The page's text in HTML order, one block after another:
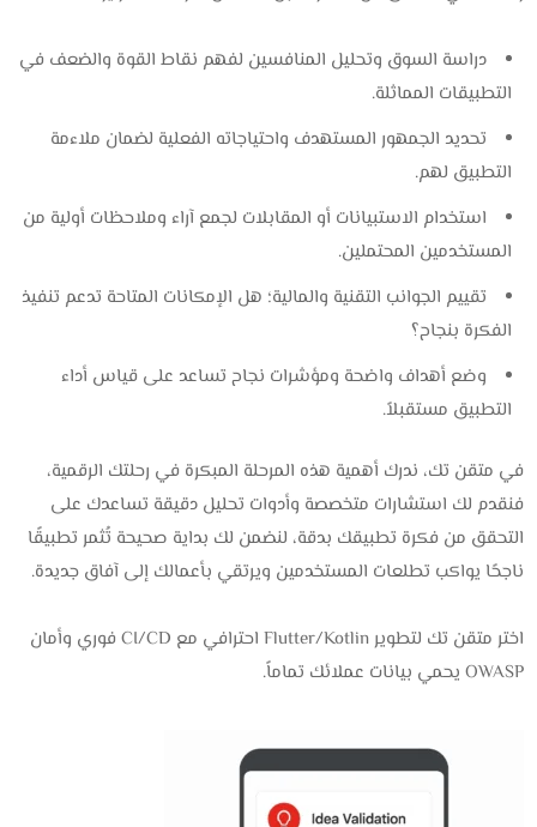
دراسة السوق وتحليل المنافسين لفهم نقاط القوة والضعف في
التطبيقات المماثلة.
تحديد الجمهور المستهدف واحتياجاته الفعلية لضمان ملاءمة
التطبيق لهم.
استخدام الاستبيانات أو المقابلات لجمع آراء وملاحظات أولية من
المستخدمين المحتملين.
تقييم الجوانب التقنية والمالية؛ هل الإمكانات المتاحة تدعم تنفيذ
الفكرة بنجاح؟
وضع أهداف واضحة ومؤشرات نجاح تساعد على قياس أداء
التطبيق مستقبلاً.
في متقن تك، ندرك أهمية هذه المرحلة المبكرة في رحلتك الرقمية،
فنقدم لك استشارات متخصصة وأدوات تحليل دقيقة تساعدك على
التحقق من فكرة تطبيقك بدقة، لنضمن لك بداية صحيحة تُثمر تطبيقًا
ناجحًا يواكب تطلعات المستخدمين ويرتقي بأعمالك إلى آفاق جديدة.
ا
ختر متقن تك لتطوير Flutter/Kotlin احترافي مع CI/CD فوري وأمان
OWASP يحمي بيانات عملائك تماماً.